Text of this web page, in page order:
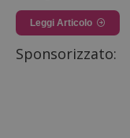
Leggi Articolo
Sponsorizzato: